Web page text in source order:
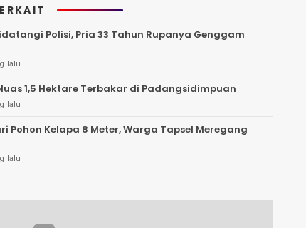
Polisi, Pria 33 Tahun Rupanya Genggam
lalu
1,5 Hektare Terbakar di Padangsidimpuan
lalu
Pohon Kelapa 8 Meter, Warga Tapsel Meregang
lalu